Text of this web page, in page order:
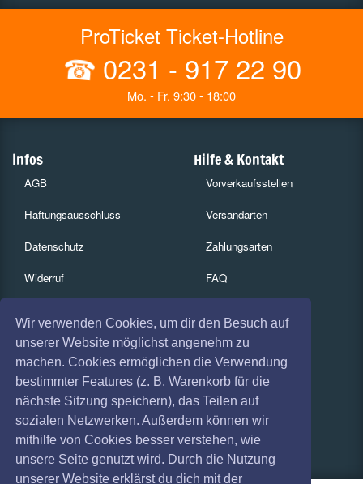
Wir verwenden Cookies, um dir den Besuch auf
unserer Website möglichst angenehm zu
machen. Cookies ermöglichen die Verwendung
bestimmter Features (z. B. Warenkorb für die
nächste Sitzung speichern), das Teilen auf
sozialen Netzwerken. Außerdem können wir
mithilfe von Cookies besser verstehen, wie
unsere Seite genutzt wird. Durch die Nutzung
unserer Website erklärst du dich mit der
ProTicket Ticket-Hotline
☎ 0231 - 917 22 90
Mo. - Fr. 9:30 - 18:00
Infos
AGB
Haftungsausschluss
Datenschutz
Widerruf
Absagen
Hilfe & Kontakt
Vorverkaufsstellen
Versandarten
Zahlungsarten
FAQ
Services
Gutscheine
Geschäftskunden
Kartenrückgabe
Besucherregistrierung